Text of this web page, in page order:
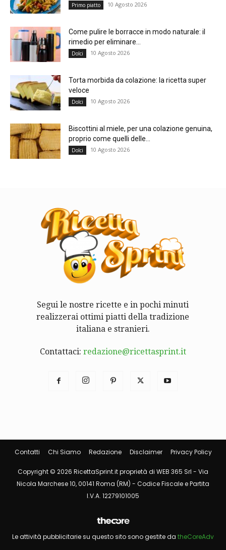
Primo piatto 10 Agosto 2026
Come pulire le borracce in modo naturale: il
rimedio per eliminare...
Dolci 10 Agosto 2026
Torta morbida da colazione: la ricetta super
veloce
Dolci 10 Agosto 2026
Biscottini al miele, per una colazione genuina,
proprio come quelli delle...
Dolci 10 Agosto 2026
Segui le nostre ricette e in pochi minuti
realizzerai ottimi piatti della tradizione
italiana e stranieri.
Contattaci: redazione@ricettasprint.it
Contatti Chi Siamo Redazione Disclaimer Privacy Policy
Copyright © 2026 RicettaSprint.it proprietà di WEB 365 Srl - Via
Nicola Marchese 10, 00141 Roma (RM) - Codice Fiscale e Partita
I.V.A. 12279101005
Le attività pubblicitarie su questo sito sono gestite da theCoreAdv